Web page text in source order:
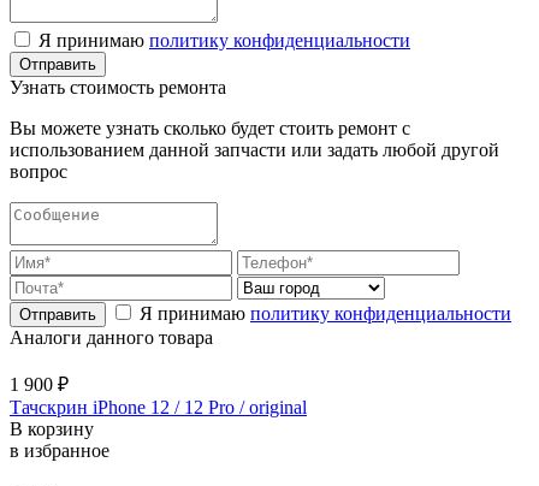
Я принимаю политику конфиденциальности
Узнать стоимость ремонта
Вы можете узнать сколько будет стоить ремонт с
использованием данной запчасти или задать любой другой
вопрос
Я принимаю политику конфиденциальности
Аналоги данного товара
1 900 ₽
Тачскрин iPhone 12 / 12 Pro / original
В корзину
в избранное